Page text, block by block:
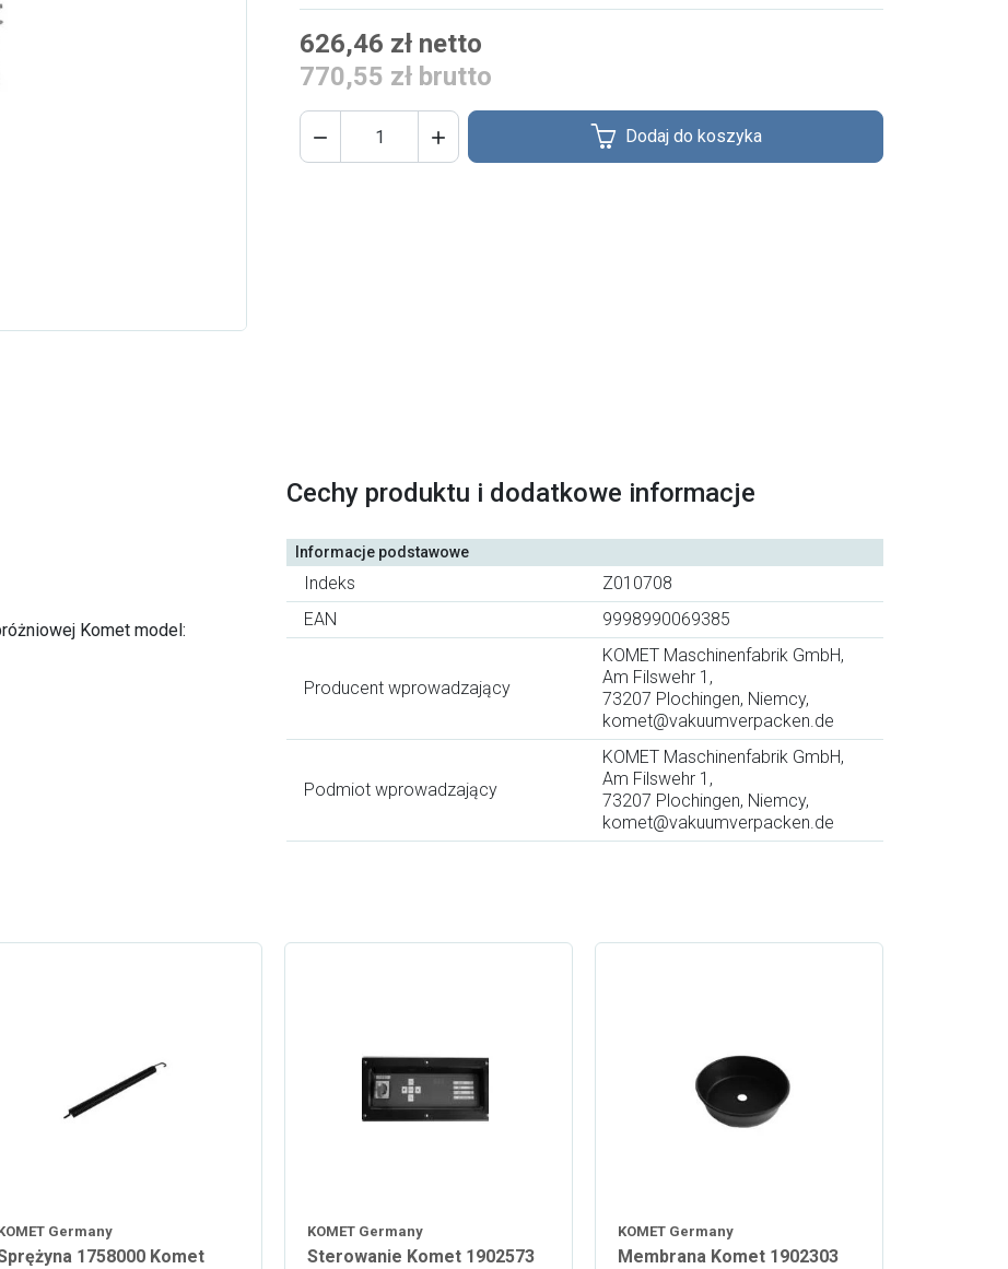
626,46 zł netto
770,55 zł brutto
  Dodaj do koszyka
Komet model:
Cechy produktu i dodatkowe informacje
Informacje podstawowe
Indeks
Z010708
EAN
9998990069385
Producent wprowadzający
KOMET Maschinenfabrik GmbH,
Am Filswehr 1,
73207 Plochingen, Niemcy,
komet@vakuumverpacken.de
Podmiot wprowadzający
KOMET Maschinenfabrik GmbH,
Am Filswehr 1,
73207 Plochingen, Niemcy,
komet@vakuumverpacken.de
Germany
1758000 Komet
KOMET Germany
Sterowanie Komet 1902573
KOMET Germany
Membrana Komet 1902303